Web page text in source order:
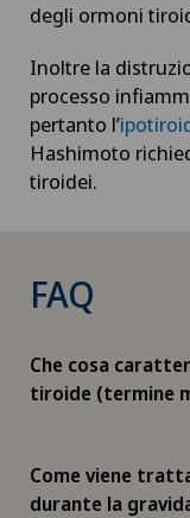
Fertilità
Fisioterapia
Formazione
Geriatria acuta
Ginecologia
degli ormoni
Inoltre la
processo
pertanto l’
Hashimoto
tiroidei.
FAQ
Che cosa
tiroide (termine
Come viene
durante la